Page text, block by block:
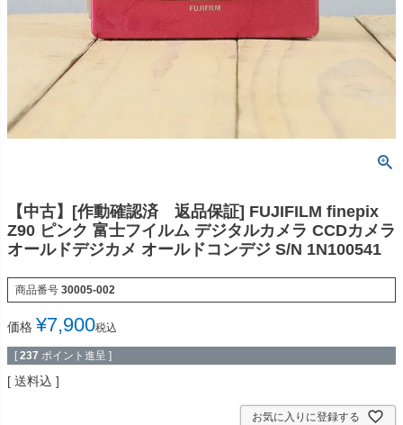
【中古】[作動確認済 返品保証] FUJIFILM finepix
Z90 ピンク 富士フイルム デジタルカメラ CCDカメラ
オールドデジカメ オールドコンデジ S/N 1N100541
商品番号 30005-002
価格 ¥7,900税込
[ 237 ポイント進呈 ]
送料込
お気に入りに登録する